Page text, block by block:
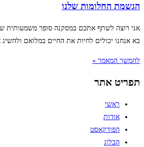
הגשמת החלומות שלנו
אני רוצה לשתף אתכם במסקנה סופר משמעותית
בא אנחנו יכולים לחיות את החיים במלואם
להמשך המאמר »
תפריט אתר
ראשי
אודות
הפודקאסט
הבלוג